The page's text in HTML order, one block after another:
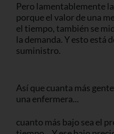
Pero lamentablemente
porque el valor de una
el tiempo, también se
la demanda. Y esto está
suministro.
Así que cuanta más
una enfermera...
cuanto más bajo sea el